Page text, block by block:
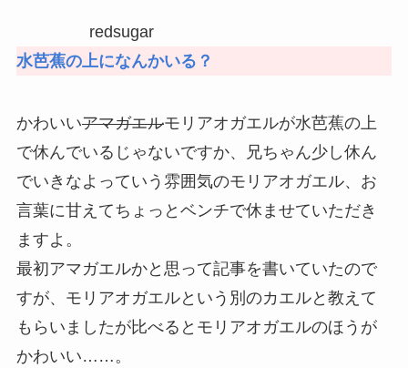
redsugar
水芭蕉の上になんかいる？
かわいいアマガエルモリアオガエルが水芭蕉の上
で休んでいるじゃないですか、兄ちゃん少し休ん
でいきなよっていう雰囲気のモリアオガエル、お
言葉に甘えてちょっとベンチで休ませていただき
ますよ。
最初アマガエルかと思って記事を書いていたので
すが、モリアオガエルという別のカエルと教えて
もらいましたが比べるとモリアオガエルのほうが
かわいい……。